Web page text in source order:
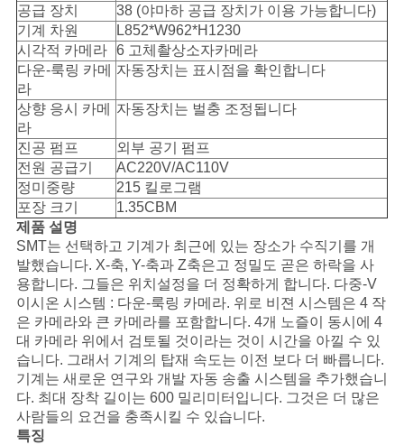
따
옴
표
를
요
구
하
십
시
오
사
공급 장치
38 (야마하 공급 장치가 이용 가능합니다)
기계 차원
L852*W962*H1230
시각적 카메라 6 고체촬상소자카메라
다운-룩링 카메
라
자동장치는 표시점을 확인합니다
상향 응시 카메
라
자동장치는 벌충 조정됩니다
진공 펌프
외부 공기 펌프
전원 공급기
AC220V/AC110V
정미중량
215 킬로그램
포장 크기
1.35CBM
제품 설명
SMT는 선택하고 기계가 최근에 있는 장소가 수직기를 개
발했습니다. X-축, Y-축과 Z축은고 정밀도 곧은 하락을 사
용합니다. 그들은 위치설정을 더 정확하게 합니다. 다중-V
이시온 시스템 : 다운-룩링 카메라. 위로 비젼 시스템은 4 작
은 카메라와 큰 카메라를 포함합니다. 4개 노즐이 동시에 4
대 카메라 위에서 검토될 것이라는 것이 시간을 아낄 수 있
습니다. 그래서 기계의 탑재 속도는 이전 보다 더 빠릅니다.
기계는 새로운 연구와 개발 자동 송출 시스템을 추가했습니
다. 최대 장착 길이는 600 밀리미터입니다. 그것은 더 많은
사람들의 요건을 충족시킬 수 있습니다.
특징